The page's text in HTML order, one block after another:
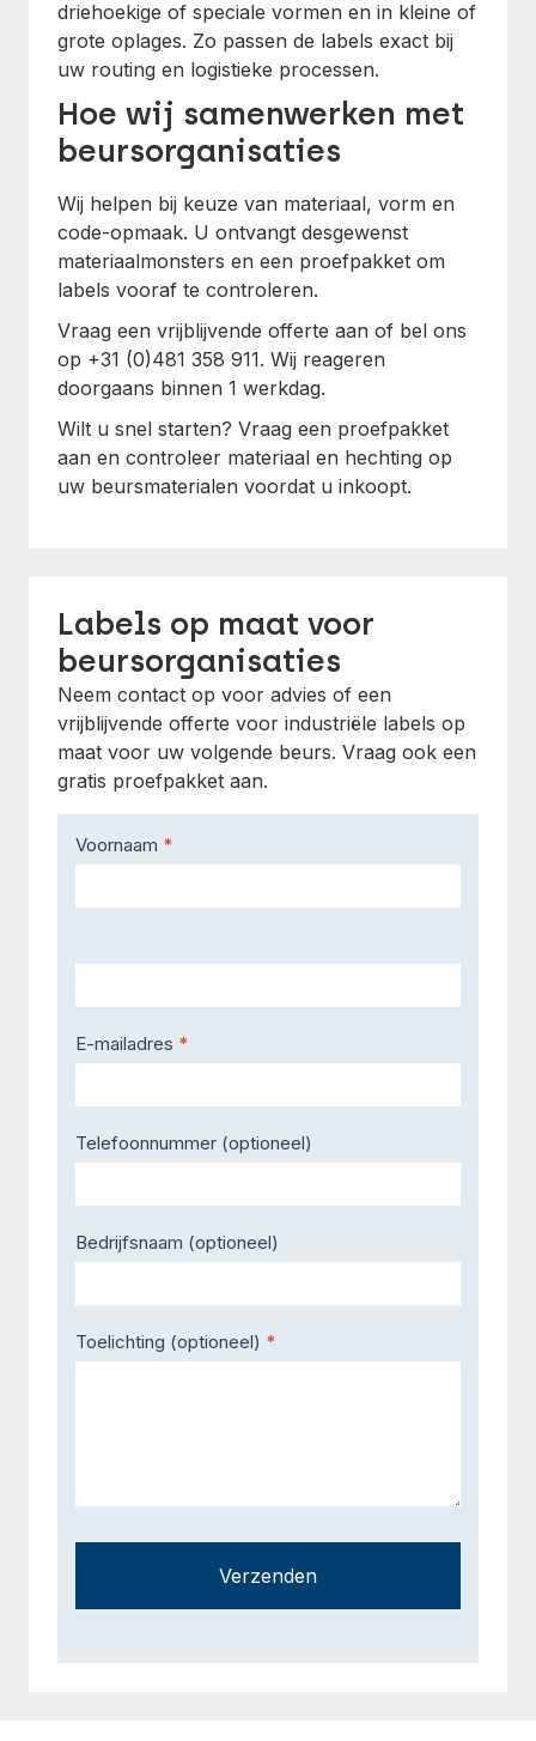
driehoekige of speciale vormen en in kleine of
grote oplages. Zo passen de labels exact bij
uw routing en logistieke processen.
Hoe wij samenwerken met
beursorganisaties
Wij helpen bij keuze van materiaal, vorm en
code-opmaak. U ontvangt desgewenst
materiaalmonsters en een proefpakket om
labels vooraf te controleren.
Vraag een vrijblijvende offerte aan of bel ons
op +31 (0)481 358 911. Wij reageren
doorgaans binnen 1 werkdag.
Wilt u snel starten? Vraag een proefpakket
aan en controleer materiaal en hechting op
uw beursmaterialen voordat u inkoopt.
Labels op maat voor
beursorganisaties
Neem contact op voor advies of een
vrijblijvende offerte voor industriële labels op
maat voor uw volgende beurs. Vraag ook een
gratis proefpakket aan.
Contact
Us
Voornaam *
E-mailadres *
Telefoonnummer (optioneel)
Bedrijfsnaam (optioneel)
Toelichting (optioneel) *
Verzenden